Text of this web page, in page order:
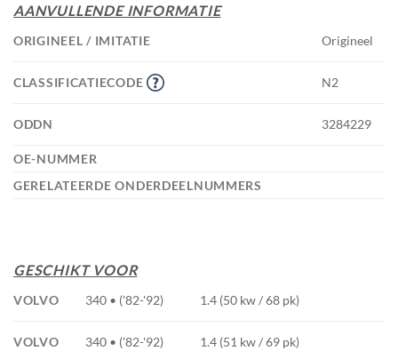
AANVULLENDE INFORMATIE
ORIGINEEL / IMITATIE Origineel
CLASSIFICATIECODE N2
ODDN 3284229
OE-NUMMER
GERELATEERDE ONDERDEELNUMMERS
GESCHIKT VOOR
VOLVO 340 • ('82-'92) 1.4 (50 kw / 68 pk)
VOLVO 340 • ('82-'92) 1.4 (51 kw / 69 pk)